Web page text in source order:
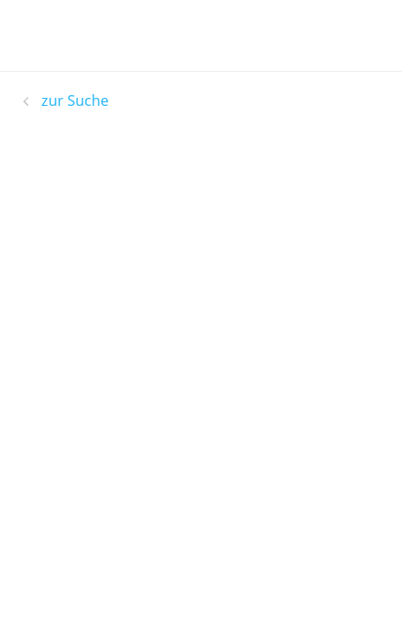
zur Suche